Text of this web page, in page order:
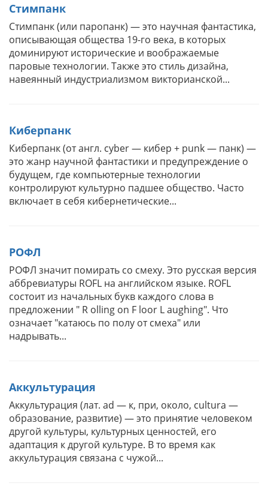
Стимпанк
Стимпанк (или паропанк) — это научная фантастика,
описывающая общества 19-го века, в которых
доминируют исторические и воображаемые
паровые технологии. Также это стиль дизайна,
навеянный индустриализмом викторианской...
Киберпанк
Киберпанк (от англ. cyber — кибер + punk — панк) —
это жанр научной фантастики и предупреждение о
будущем, где компьютерные технологии
контролируют культурно падшее общество. Часто
включает в себя кибернетические...
РОФЛ
РОФЛ значит помирать со смеху. Это русская версия
аббревиатуры ROFL на английском языке. ROFL
состоит из начальных букв каждого слова в
предложении " R olling on F loor L aughing". Что
означает "катаюсь по полу от смеха" или
надрывать...
Аккультурация
Аккультурация (лат. ad — к, при, около, cultura —
образование, развитие) — это принятие человеком
другой культуры, культурных ценностей, его
адаптация к другой культуре. В то время как
аккультурация связана с чужой...